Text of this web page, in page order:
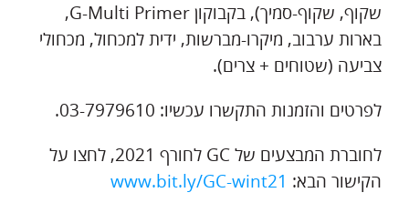
שקוף, שקוף-סמיך), בקבוקון G-Multi Primer,
בארות ערבוב, מיקרו-מברשות, ידית למכחול, מכחולי
צביעה (שטוחים + צרים).
לפרטים והזמנות התקשרו עכשיו: 03-7979610.
לחוברת המבצעים של GC לחורף 2021, לחצו על
הקישור הבא: www.bit.ly/GC-wint21